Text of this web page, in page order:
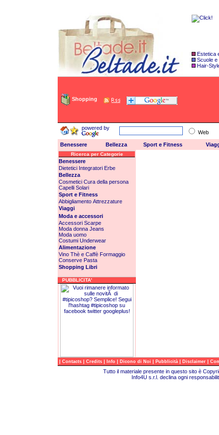
Estetica
Scuole e
Hair-
Shopping
powered by
Web
Benessere Bellezza Sport e Fitness
Ricerca per Categorie
Benessere
Dietetici Integratori Erbe
Bellezza
Cosmetici Cura della persona
Capelli Solari
Sport e Fitness
Abbigliamento Attrezzature
Viaggi
Moda e accessori
Accessori Scarpe
Moda donna Jeans
Moda uomo
Costumi Underwear
Alimentazione
Vino Thè e Caffè Formaggio
Conserve Pasta
Shopping Libri
PUBBLICITA'
| Contacts | Credits | Info | Dicono di Noi | Pubblicità | Disclaimer |
Tutto il materiale presente in questo sito è
Info4U s.r.l. declina ogni